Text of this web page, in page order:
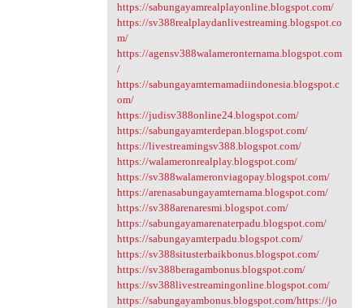
https://sabungayamrealplayonline.blogspot.com/
https://sv388realplaydanlivestreaming.blogspot.co
m/
https://agensv388walameronternama.blogspot.com
/
https://sabungayamternamadiindonesia.blogspot.c
om/
https://judisv388online24.blogspot.com/
https://sabungayamterdepan.blogspot.com/
https://livestreamingsv388.blogspot.com/
https://walameronrealplay.blogspot.com/
https://sv388walameronviagopay.blogspot.com/
https://arenasabungayamternama.blogspot.com/
https://sv388arenaresmi.blogspot.com/
https://sabungayamarenaterpadu.blogspot.com/
https://sabungayamterpadu.blogspot.com/
https://sv388situsterbaikbonus.blogspot.com/
https://sv388beragambonus.blogspot.com/
https://sv388livestreamingonline.blogspot.com/
https://sabungayambonus.blogspot.com/https://jo